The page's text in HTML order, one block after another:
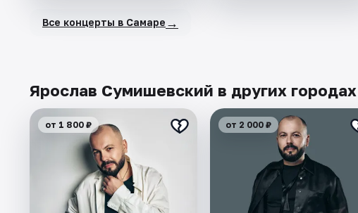
Все концерты в Самаре →
Ярослав Сумишевский в других городах
от 1 800 ₽ от 2 000 ₽